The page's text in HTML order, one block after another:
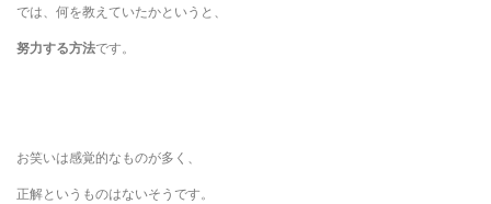
では、何を教えていたかというと、
努力する方法です。
お笑いは感覚的なものが多く、
正解というものはないそうです。